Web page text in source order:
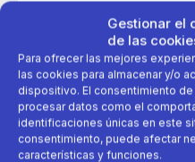
Gestionar el
de las
Para ofrecer las mejores
las cookies para almacenar y/o
dispositivo. El consentimiento
procesar datos como el
identificaciones únicas en este
consentimiento, puede afectar
características y funciones.
50 años
deporte